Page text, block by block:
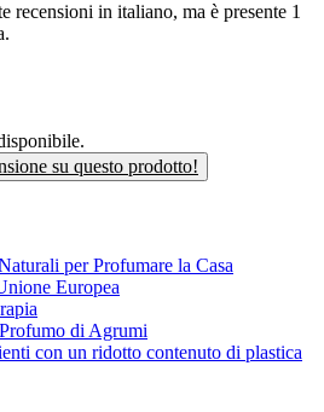
recensioni in italiano, ma è presente 1
su questo prodotto!
per Profumare la Casa
Europea
di Agrumi
con un ridotto contenuto di plastica